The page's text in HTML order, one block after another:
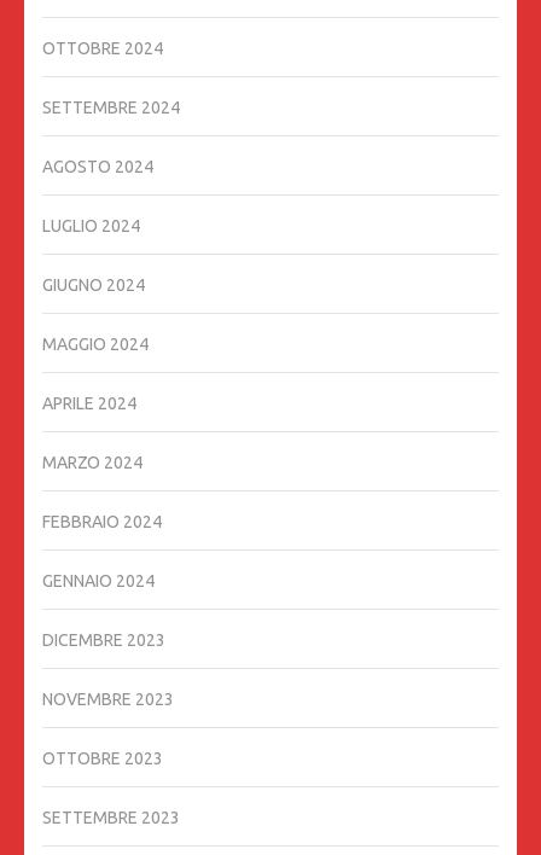
OTTOBRE 2024
SETTEMBRE 2024
AGOSTO 2024
LUGLIO 2024
GIUGNO 2024
MAGGIO 2024
APRILE 2024
MARZO 2024
FEBBRAIO 2024
GENNAIO 2024
DICEMBRE 2023
NOVEMBRE 2023
OTTOBRE 2023
SETTEMBRE 2023